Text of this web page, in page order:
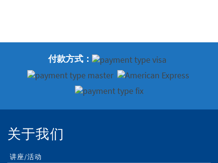
付款方式：
关于我们
讲座/活动